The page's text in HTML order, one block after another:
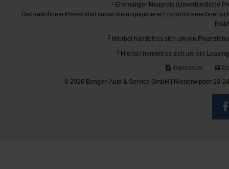
1Ehemaliger Neupreis (Unverbindliche
Der errechnete Preisvorteil sowie die angegebene Ersparnis errechnet
2 Hierbei handelt es sich um ein
3 Hierbei handelt es sich um ein
Impressum
© 2026 Bongen Auto & Service GmbH | Niederwipper 20-